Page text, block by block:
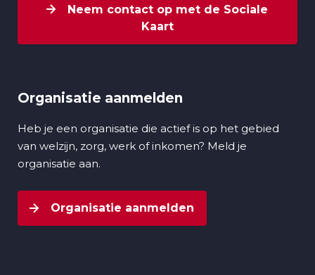
Neem contact op met de Sociale
Kaart
Organisatie aanmelden
Heb je een organisatie die actief is op het gebied
van welzijn, zorg, werk of inkomen? Meld je
organisatie aan.
Organisatie aanmelden